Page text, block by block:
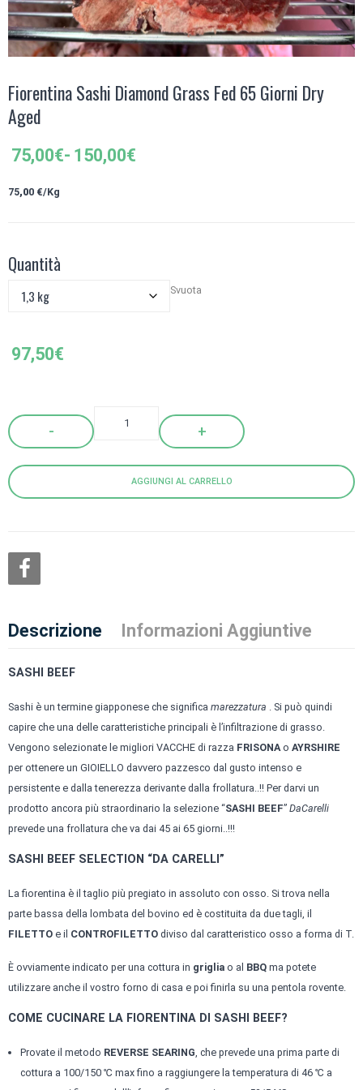
Fiorentina Sashi Diamond Grass Fed 65 Giorni Dry
Aged
75,00€- 150,00€
Fascia
prezzo:
150,00€
75,00 €/Kg
Quantità
Svuota
97,50€
Quantity
AGGIUNGI AL CARRELLO
Descrizione Informazioni Aggiuntive
SASHI BEEF
Sashi è un termine giapponese che significa marezzatura . Si può quindi
capire che una delle caratteristiche principali è l’infiltrazione di grasso.
Vengono selezionate le migliori VACCHE di razza FRISONA o AYRSHIRE
per ottenere un GIOIELLO davvero pazzesco dal gusto intenso e
persistente e dalla tenerezza derivante dalla frollatura..!! Per darvi un
prodotto ancora più straordinario la selezione “SASHI BEEF” DaCarelli
prevede una frollatura che va dai 45 ai 65 giorni..!!!
SASHI BEEF SELECTION “DA CARELLI”
La fiorentina è il taglio più pregiato in assoluto con osso. Si trova nella
parte bassa della lombata del bovino ed è costituita da due tagli, il
FILETTO e il CONTROFILETTO diviso dal caratteristico osso a forma di T.
È ovviamente indicato per una cottura in griglia o al BBQ ma potete
utilizzare anche il vostro forno di casa e poi finirla su una pentola rovente.
COME CUCINARE LA FIORENTINA DI SASHI BEEF?
Provate il metodo REVERSE SEARING , che prevede una prima parte di
cottura a 100/150 ℃ max fino a raggiungere la temperatura di 46 ℃ a